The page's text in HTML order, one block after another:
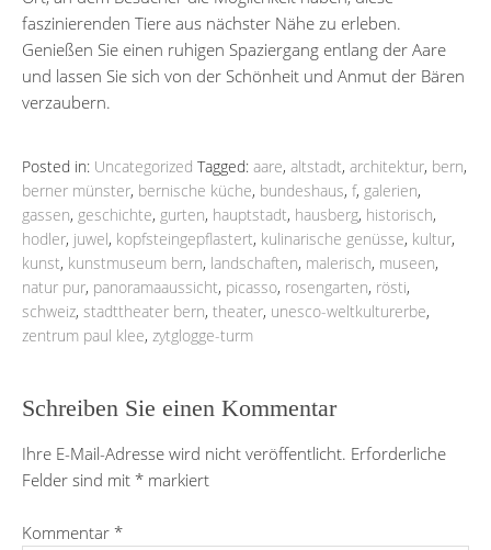
faszinierenden Tiere aus nächster Nähe zu erleben.
Genießen Sie einen ruhigen Spaziergang entlang der Aare
und lassen Sie sich von der Schönheit und Anmut der Bären
verzaubern.
Posted in: Uncategorized Tagged: aare, altstadt, architektur, bern,
berner münster, bernische küche, bundeshaus, f, galerien,
gassen, geschichte, gurten, hauptstadt, hausberg, historisch,
hodler, juwel, kopfsteingepflastert, kulinarische genüsse, kultur,
kunst, kunstmuseum bern, landschaften, malerisch, museen,
natur pur, panoramaaussicht, picasso, rosengarten, rösti,
schweiz, stadttheater bern, theater, unesco-weltkulturerbe,
zentrum paul klee, zytglogge-turm
Schreiben Sie einen Kommentar
Ihre E-Mail-Adresse wird nicht veröffentlicht. Erforderliche
Felder sind mit * markiert
Kommentar *